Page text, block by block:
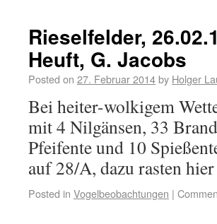
Rieselfelder,
Heuft, G. Jacobs
Posted on 27. Februar 2014by Holger
Bei heiter-wolkigem
mit 4 Nilgänsen, 33
Pfeifente und 10
auf 28/A, dazu rasten
Posted in Vogelbeobachtungen |